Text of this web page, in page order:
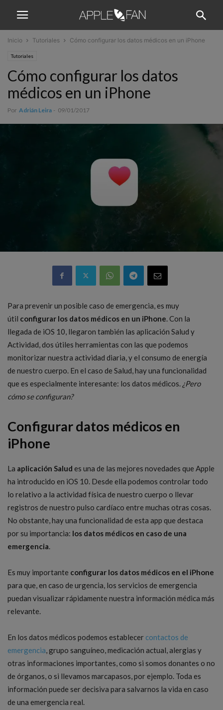
Inicio Tutoriales Cómo configurar los datos médicos en un iPhone
Tutoriales
Cómo configurar los datos
médicos en un iPhone
Por Adrián Leira - 09/01/2017
Para prevenir un posible caso de emergencia, es muy
útil configurar los datos médicos en un iPhone . Con la
llegada de iOS 10, llegaron también las aplicación Salud y
Actividad, dos útiles herramientas con las que podemos
monitorizar nuestra actividad diaria, y el consumo de energía
de nuestro cuerpo. En el caso de Salud, hay una funcionalidad
que es especialmente interesante: los datos médicos. ¿Pero
cómo se configuran?
Configurar datos médicos en
iPhone
La aplicación Salud es una de las mejores novedades que Apple
ha introducido en iOS 10. Desde ella podemos controlar todo
lo relativo a la actividad física de nuestro cuerpo o llevar
registros de nuestro pulso cardíaco entre muchas otras cosas.
No obstante, hay una funcionalidad de esta app que destaca
por su importancia: los datos médicos en caso de una
emergencia
Es muy importante configurar los datos médicos en el iPhone
para que, en caso de urgencia, los servicios de emergencia
puedan visualizar rápidamente nuestra información médica más
relevante.
En los datos médicos podemos establecer contactos de
emergencia , grupo sanguíneo, medicación actual, alergias y
otras informaciones importantes, como si somos donantes o no
de órganos, o si llevamos marcapasos, por ejemplo. Toda es
información puede ser decisiva para salvarnos la vida en caso
de una emergencia real.